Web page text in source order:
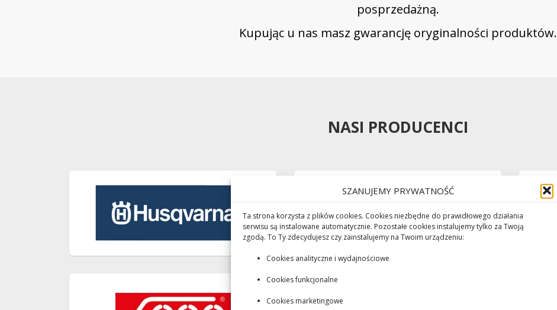
SZANUJEMY PRYWATNOŚĆ
Ta strona korzysta z plików cookies. Cookies niezbędne do prawidłowego działania
serwisu są instalowane automatycznie. Pozostałe cookies instalujemy tylko za Twoją
zgodą. To Ty zdecydujesz czy zainstalujemy na Twoim urządzeniu:
Cookies analityczne i wydajnościowe
Cookies funkcjonalne
Cookies marketingowe
posprzedażną.
Kupując u nas masz gwarancję oryginalności produktów.
NASI PRODUCENCI